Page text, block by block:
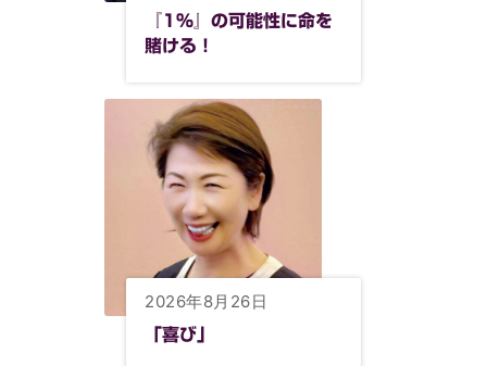
『1%』の可能性に命を
賭ける！
2026年8月26日
「喜び」